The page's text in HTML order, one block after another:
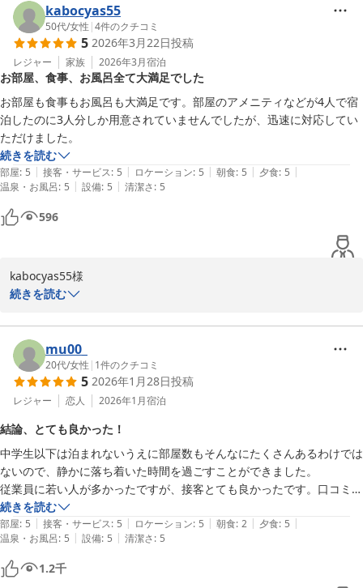
一方で無料の飲み物やお菓子の種類が減っていた点につきましては
残念な思いをさせてしまい申し訳ございません。
いただいたご意見は今後のサービス検討の参考とさせていただきま
す。
またのご来館を心よりお待ち申し上げております。
雪月花別邸翠雲　田中
雪月花別邸 翠雲（共立リゾート）
2026-05-07
kabocyas55
50代/女性 |4件のクチコミ
5 2026年3月22日投稿
レジャー 家族 2026年3月宿泊
お部屋、食事、お風呂全て大満足でした
お部屋も食事もお風呂も大満足です。部屋のアメニティなどが4人で宿
泊したのに3人分しか用意されていませんでしたが、迅速に対応してい
ただけました。
続きを読む
部屋: 5 | 接客・サービス: 5 | ロケーション: 5 | 朝食: 5 | 夕食: 5 |
温泉・お風呂: 5 | 設備: 5 | 清潔さ: 5
596
kabocyas55様
この度は雪月花別邸翠雲にご宿泊いただきまして誠にありがとうご
お部屋・お食事・お風呂にご満足いただけたとのお言葉、大変嬉し
く思います。
しかしながら、アメニティのご用意が不足しておりご不便をおかけ
し誠に申し訳ございませんでした。
迅速に対応できた旨承り感謝申し上げます。
す。
より快適にお過ごしいただけるようスタッフ一同努めてまいりま
す。
またのご来館を心よりお待ち申し上げております。
雪月花別邸翠雲　田中
雪月花別邸 翠雲（共立リゾート）
2026-03-25
続きを読む
mu00_
20代/女性 | 1件のクチコミ
5 2026年1月28日投稿
レジャー 恋人 2026年1月宿泊
結論、とても良かった！
中学生以下は泊まれないうえに部屋数もそんなにたくさんあるわけでは
ないので、静かに落ち着いた時間を過ごすことができました。
従業員に若い人が多かったですが、接客とても良かったです。口コミに
接客がイマイチ的なマイナス意見を見かけましたが私は全く気になりま
せんでした。
お部屋・館内ともにキレイですし、お部屋ではお茶の良い香りがしてと
ても癒されました。
大浴場は広くは無いですが、部屋風呂・貸切風呂と充実しているせい
続きを読む
部屋: 5 | 接客・サービス: 5 | ロケーション: 5 | 朝食: 2 | 夕食: 5 |
温泉・お風呂: 5 | 設備: 5 | 清潔さ: 5
1.2千